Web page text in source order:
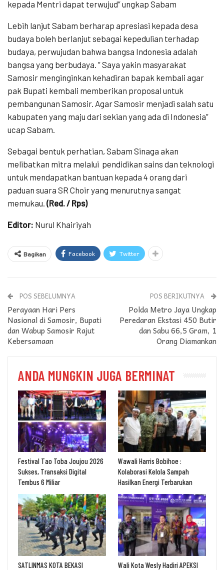
kepada Mentri dapat terwujud” ungkap Sabam
Lebih lanjut Sabam berharap apresiasi kepada desa
budaya boleh berlanjut sebagai kepedulian terhadap
budaya, perwujudan bahwa bangsa Indonesia adalah
bangsa yang berbudaya. ” Saya yakin masyarakat
Samosir menginginkan kehadiran bapak kembali agar
pak Bupati kembali memberikan proposal untuk
pembangunan Samosir. Agar Samosir menjadi salah satu
kabupaten yang maju dari sekian yang ada di Indonesia”
ucap Sabam.
Sebagai bentuk perhatian, Sabam Sinaga akan
melibatkan mitra melalui pendidikan sains dan teknologi
untuk mendapatkan bantuan kepada 4 orang dari
paduan suara SR Choir yang menurutnya sangat
memukau. (Red. / Rps)
Editor: Nurul Khairiyah
Bagikan Facebook Twitter
POS SEBELUMNYA
Perayaan Hari Pers
Nasional di Samosir, Bupati
dan Wabup Samosir Rajut
Kebersamaan
POS BERIKUTNYA
Polda Metro Jaya Ungkap
Peredaran Ekstasi 450 Butir
dan Sabu 66,5 Gram, 1
Orang Diamankan
ANDA MUNGKIN JUGA BERMINAT
Festival Tao Toba Joujou 2026
Sukses, Transaksi Digital
Tembus 6 Miliar
Wawali Harris Bobihoe :
Kolaborasi Kelola Sampah
Hasilkan Energi Terbarukan
SATLINMAS KOTA BEKASI
Wali Kota Wesly Hadiri APEKSI